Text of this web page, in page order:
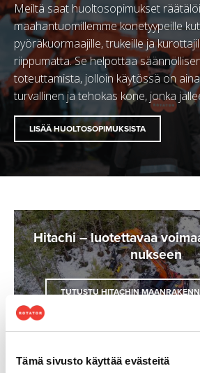
Tämä sivusto käyttää evästeitä
Meiltä saat huoltosopimukset
maahantuomillemme konetyypeille
pyöräkuormaajille, trukeille ja
riippumatta. Se helpottaa
toteuttamista, jolloin käytössä on
turvallinen ja tehokas kone, jonka
LISÄÄ HUOLTOSOPIMUKSISTA
Hi­tac­hi – luo­tet­ta­vaa
nuk­seen
TUTUSTU HITACHIN
Ota yh­teyt­tä Met­son